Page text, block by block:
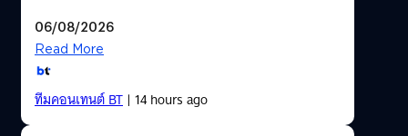
06/08/2026
Read More
ทีมคอนเทนต์ BT| 14 hours ago